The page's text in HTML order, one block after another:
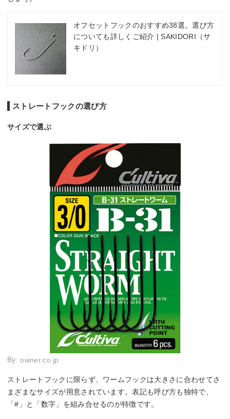
オフセットフックのおすすめ38選。選び方
についても詳しくご紹介 | SAKIDORI（サ
キドリ）
ストレートフックの選び方
サイズで選ぶ
By:owner.co.jp
ストレートフックに限らず、ワームフックは大きさに合わせてさ
まざまなサイズが用意されています。表記も呼び方も独特で、
「#」と「数字」を組み合せるのが特徴です。